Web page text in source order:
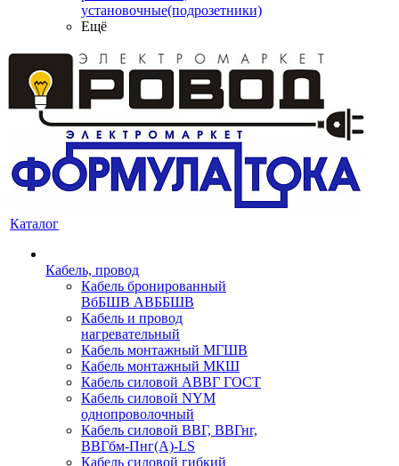
установочные(подрозетники)
Ещё
Каталог
Кабель, провод
Кабель бронированный
ВбБШВ АВББШВ
Кабель и провод
нагревательный
Кабель монтажный МГШВ
Кабель монтажный МКШ
Кабель силовой АВВГ ГОСТ
Кабель силовой NYM
однопроволочный
Кабель силовой ВВГ, ВВГнг,
ВВГбм-Пнг(А)-LS
Кабель силовой гибкий